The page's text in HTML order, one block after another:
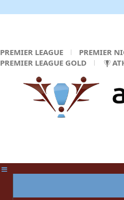
PREMIER LEAGUE PREMIER
PREMIER LEAGUE GOLD